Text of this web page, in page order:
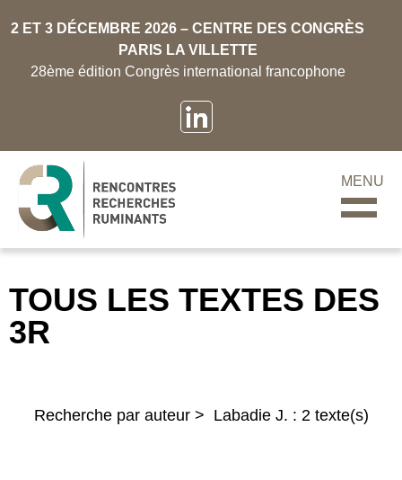
2 ET 3 DÉCEMBRE 2026 – CENTRE DES CONGRÈS
PARIS LA VILLETTE
28ème édition Congrès international francophone
MENU
TOUS LES TEXTES DES
3R
Recherche par auteur > Labadie J. : 2 texte(s)